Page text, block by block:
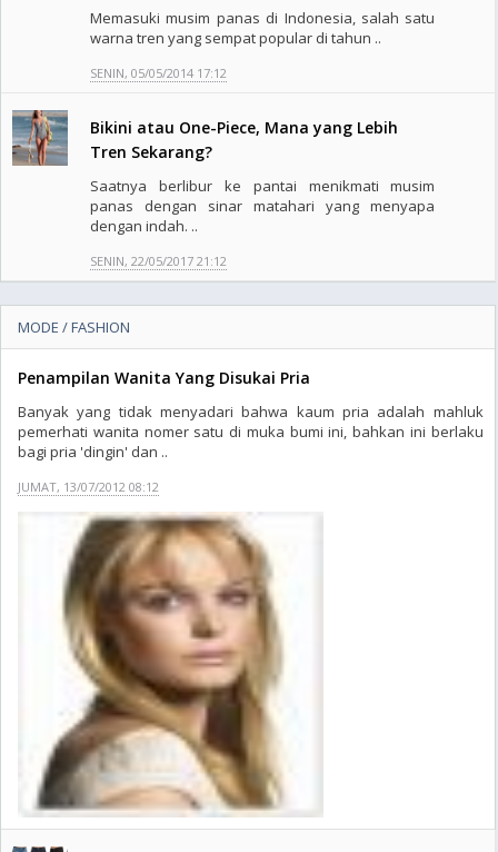
Memasuki musim panas di Indonesia, salah satu
warna tren yang sempat popular di tahun ..
SENIN, 05/05/2014 17:12
Bikini atau One-Piece, Mana yang Lebih
Tren Sekarang?
Saatnya berlibur ke pantai menikmati musim
panas dengan sinar matahari yang menyapa
dengan indah. ..
SENIN, 22/05/2017 21:12
MODE / FASHION
Penampilan Wanita Yang Disukai Pria
Banyak yang tidak menyadari bahwa kaum pria adalah mahluk
pemerhati wanita nomer satu di muka bumi ini, bahkan ini berlaku
bagi pria 'dingin' dan ..
JUMAT, 13/07/2012 08:12